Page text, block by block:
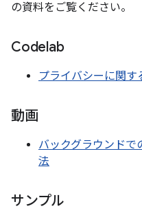
の資料をご覧ください。
Codelab
プライバシーに関す
動画
バックグラウンドで
法
サンプル